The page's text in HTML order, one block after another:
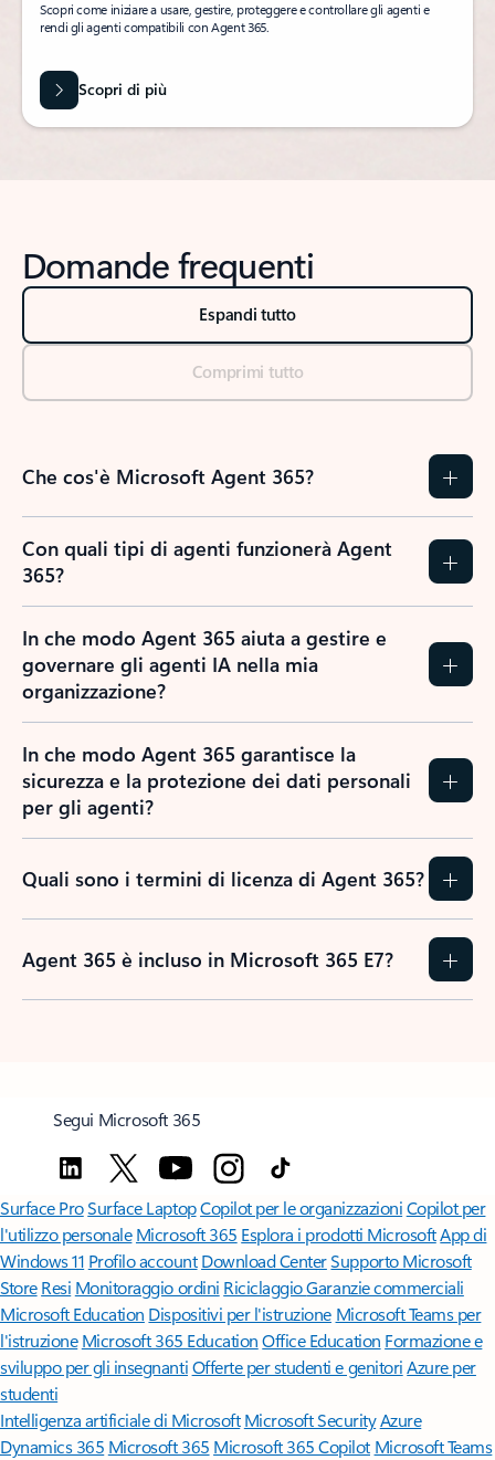
Scopri come iniziare a usare, gestire, proteggere e controllare gli agenti e
rendi gli agenti compatibili con Agent 365.
Scopri di più
Domande frequenti
Espandi tutto
Comprimi tutto
Che cos'è Microsoft Agent 365?
Con quali tipi di agenti funzionerà Agent
365?
In che modo Agent 365 aiuta a gestire e
governare gli agenti IA nella mia
organizzazione?
In che modo Agent 365 garantisce la
sicurezza e la protezione dei dati personali
per gli agenti?
Quali sono i termini di licenza di Agent 365?
Agent 365 è incluso in Microsoft 365 E7?
Segui Microsoft 365
Surface ProSurface LaptopCopilot per le organizzazioniCopilot per
l'utilizzo personale Microsoft 365 Esplora i prodotti MicrosoftApp di
Windows 11 Profilo account Download CenterSupporto Microsoft
Store Resi Monitoraggio ordini RiciclaggioGaranzie commerciali
Microsoft Education Dispositivi per l'istruzione Microsoft Teams per
l'istruzione Microsoft 365 Education Office Education Formazione e
sviluppo per gli insegnantiOfferte per studenti e genitori Azure per
studenti
Intelligenza artificiale di Microsoft Microsoft SecurityAzure
Dynamics 365 Microsoft 365 Microsoft 365 Copilot Microsoft Teams